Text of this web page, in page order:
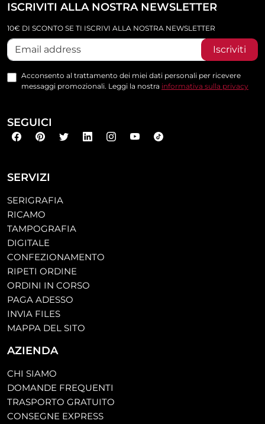
SERVIZI
SERIGRAFIA
RICAMO
TAMPOGRAFIA
DIGITALE
CONFEZIONAMENTO
RIPETI ORDINE
ORDINI IN CORSO
PAGA ADESSO
INVIA FILES
MAPPA DEL SITO
AZIENDA
CHI SIAMO
DOMANDE FREQUENTI
TRASPORTO GRATUITO
CONSEGNE EXPRESS
ISCRIVITI ALLA NOSTRA NEWSLETTER
10€ DI SCONTO SE TI ISCRIVI ALLA NOSTRA NEWSLETTER
Iscriviti
Acconsento al trattamento dei miei dati personali per ricevere
messaggi promozionali. Leggi la nostra informativa sulla privacy
SEGUICI